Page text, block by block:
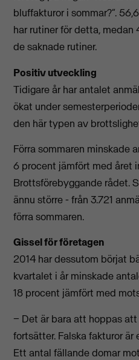
bluffakturor i sommar?”.
har rutiner för detta,
de saknade rutiner.
Positiv utveckling
Tidigare år har antalet
ökat under
den här typen av
Förra sommaren minskade
6 procent jämfört med året
Brottsförebyggande rådet.
ännu större - från 3.721
förra sommaren.
Gissel för företagen
2014 har dessutom börjat
kvartalet i år minskade
18 procent jämfört med
− Det är bara att hoppas
fortsätter. Falska fakturor är
Ett antal fällande domar